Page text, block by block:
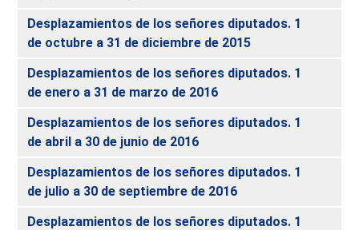
Desplazamientos de los señores diputados. 1
de octubre a 31 de diciembre de 2015
Desplazamientos de los señores diputados. 1
de enero a 31 de marzo de 2016
Desplazamientos de los señores diputados. 1
de abril a 30 de junio de 2016
Desplazamientos de los señores diputados. 1
de julio a 30 de septiembre de 2016
Desplazamientos de los señores diputados. 1